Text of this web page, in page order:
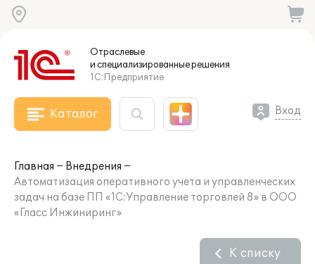
Отраслевые
и специализированныерешения
1С:Предприятие
Каталог Вход
Главная
Внедрения
Автоматизация оперативного учета и управленческих
задач на базе ПП «1С:Управление торговлей 8» в ООО
«Гласc Инжиниринг»
К списку